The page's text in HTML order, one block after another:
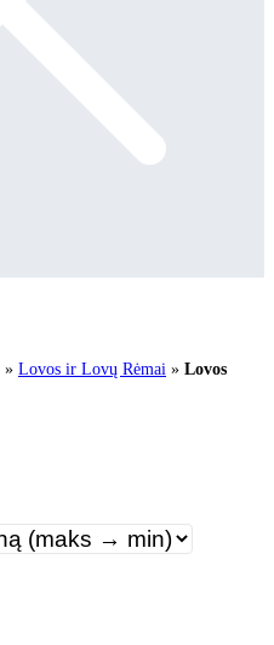
» Lovos ir Lovų Rėmai » Lovos